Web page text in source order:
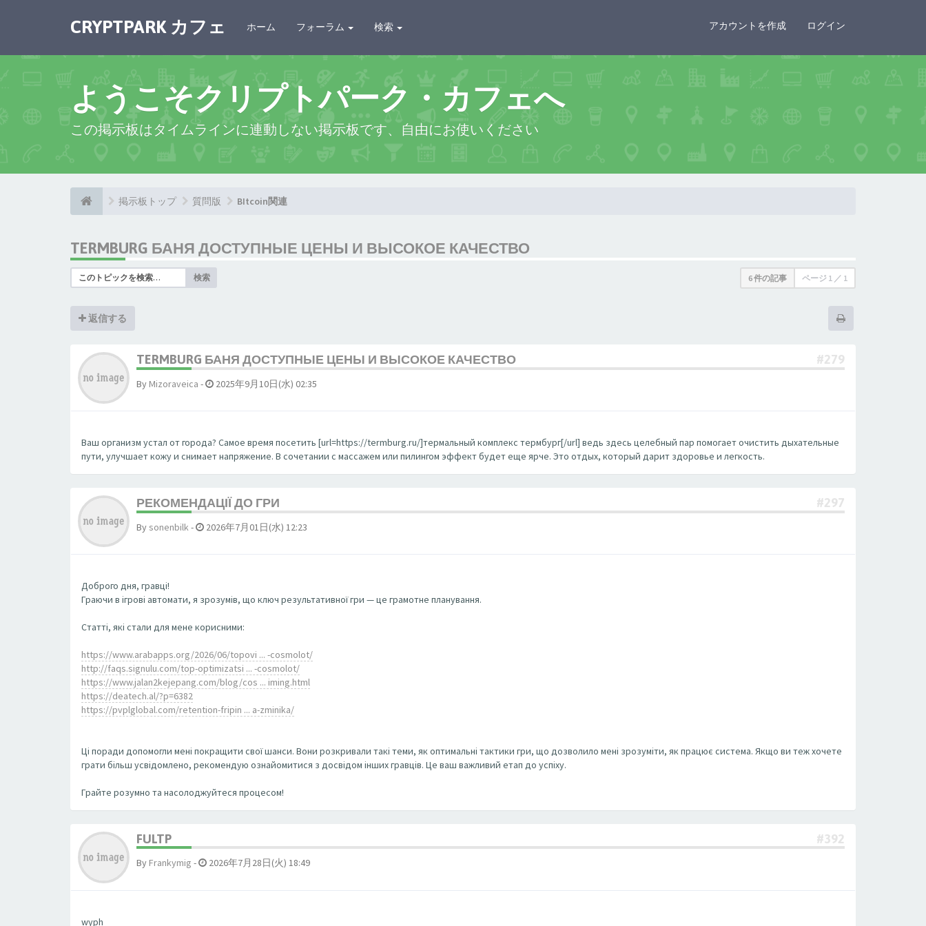
CRYPTPARK カフェ ホーム フォーラム 検索 アカウントを作成 ログイン
ようこそクリプトパーク・カフェへ
この掲示板はタイムラインに連動しない掲示板です、自由にお使いください
掲示板トップ 質問版 BItcoin関連
TERMBURG БАНЯ ДОСТУПНЫЕ ЦЕНЫ И ВЫСОКОЕ КАЧЕСТВО
検索 6 件の記事 ページ 1 ／ 1
返信する
TERMBURG БАНЯ ДОСТУПНЫЕ ЦЕНЫ И ВЫСОКОЕ КАЧЕСТВО #279
By Mizoraveica - 2025年9月10日(水) 02:35
Ваш организм устал от города? Самое время посетить [url=https://termburg.ru/]термальный комплекс термбург[/url] ведь здесь целебный пар помогает очистить дыхательные
пути, улучшает кожу и снимает напряжение. В сочетании с массажем или пилингом эффект будет еще ярче. Это отдых, который дарит здоровье и легкость.
РЕКОМЕНДАЦІЇ ДО ГРИ #297
By sonenbilk- 2026年7月01日(水) 12:23
Доброго дня, гравці!
Граючи в ігрові автомати, я зрозумів, що ключ результативної гри — це грамотне планування.
Статті, які стали для мене корисними:
https://www.arabapps.org/2026/06/topovi ... -cosmolot/
http://faqs.signulu.com/top-optimizatsi ... -cosmolot/
https://www.jalan2kejepang.com/blog/cos ... iming.html
https://deatech.al/?p=6382
https://pvplglobal.com/retention-fripin ... a-zminika/
Ці поради допомогли мені покращити свої шанси. Вони розкривали такі теми, як оптимальні тактики гри, що дозволило мені зрозуміти, як працює система. Якщо ви теж хочете
грати більш усвідомлено, рекомендую ознайомитися з досвідом інших гравців. Це ваш важливий етап до успіху.
Грайте розумно та насолоджуйтеся процесом!
FULTP #392
By Frankymig - 2026年7月28日(火) 18:49
wyph